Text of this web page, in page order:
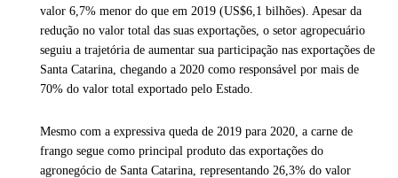
valor 6,7% menor do que em 2019 (US$6,1 bilhões). Apesar da
redução no valor total das suas exportações, o setor agropecuário
seguiu a trajetória de aumentar sua participação nas exportações de
Santa Catarina, chegando a 2020 como responsável por mais de
70% do valor total exportado pelo Estado.
Mesmo com a expressiva queda de 2019 para 2020, a carne de
frango segue como principal produto das exportações do
agronegócio de Santa Catarina, representando 26,3% do valor